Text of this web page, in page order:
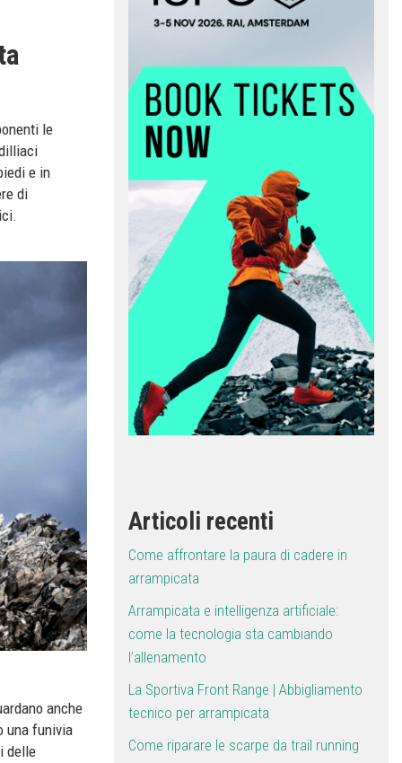
le
e in
di
anche
una funivia
delle
Articoli recenti
Come affrontare la paura di cadere in
arrampicata
Arrampicata e intelligenza artificiale:
come la tecnologia sta cambiando
l’allenamento
La Sportiva Front Range | Abbigliamento
tecnico per arrampicata
Come riparare le scarpe da trail running